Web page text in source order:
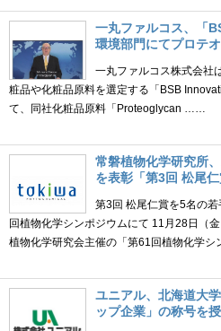
一丸ファルコス、「
環境部門にてプロテ
一丸ファルコス株式会社
粧品や化粧品原料を選定する「BSB
て、同社化粧品原料「Proteoglycan ……
常磐植物化学研究所
を表彰「第3回 松尾仁
第3回 松尾仁賞を5名の
回植物化学シンポジウムにて 11月28日（
植物化学研究会主催の「第61回植物化学
ユニアル、北海道大
ップ企業」の称号を